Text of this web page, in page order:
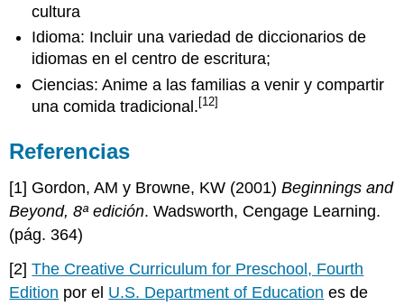
cultura
Idioma: Incluir una variedad de diccionarios de
idiomas en el centro de escritura;
Ciencias: Anime a las familias a venir y compartir
una comida tradicional. [12]
Referencias
[1] Gordon, AM y Browne, KW (2001)Beginnings and
Beyond, 8ª edición. Wadsworth, Cengage Learning.
(pág. 364)
[2]The Creative Curriculum for Preschool, Fourth
Edition por el U.S. Department of Education es de